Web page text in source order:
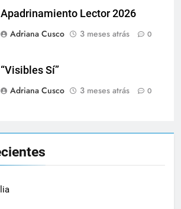
Apadrinamiento Lector 2026
Adriana Cusco
3 meses atrás 0
“Visibles Sí”
Adriana Cusco
3 meses atrás 0